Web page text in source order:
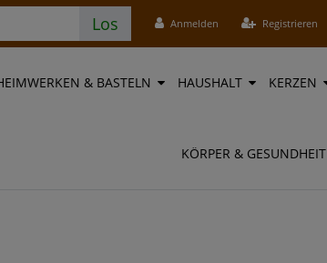
Los Anmelden Registrieren
& BASTELN HAUSHALT KERZEN
KÖRPER & GESUNDHEIT